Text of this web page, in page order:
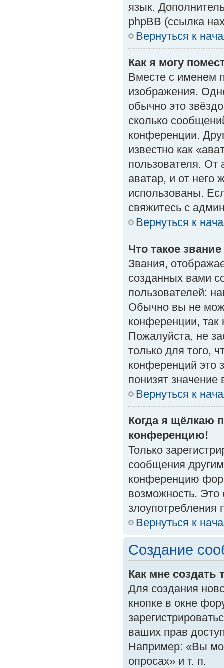
язык.
phpBB (ссылка
Вернуться к
Как я могу
Вместе с именем
изображения.
обычно это
сколько
конференции.
известно как
пользователя. От
аватар, и от него
использованы.
свяжитесь с
Вернуться к
Что такое
Звания,
созданных вами
пользователей:
Обычно вы не
конференции, так
Пожалуйста, не
только для того,
конференций это
понизят
Вернуться к
Когда я щёлкаю
конференцию!
Только
сообщения
конференцию
возможность. Это
злоупотребления
Вернуться к
Создание
Как мне создать
Для создания
кнопке в окне
ваших прав
Например: «Вы
опросах» и т. п.